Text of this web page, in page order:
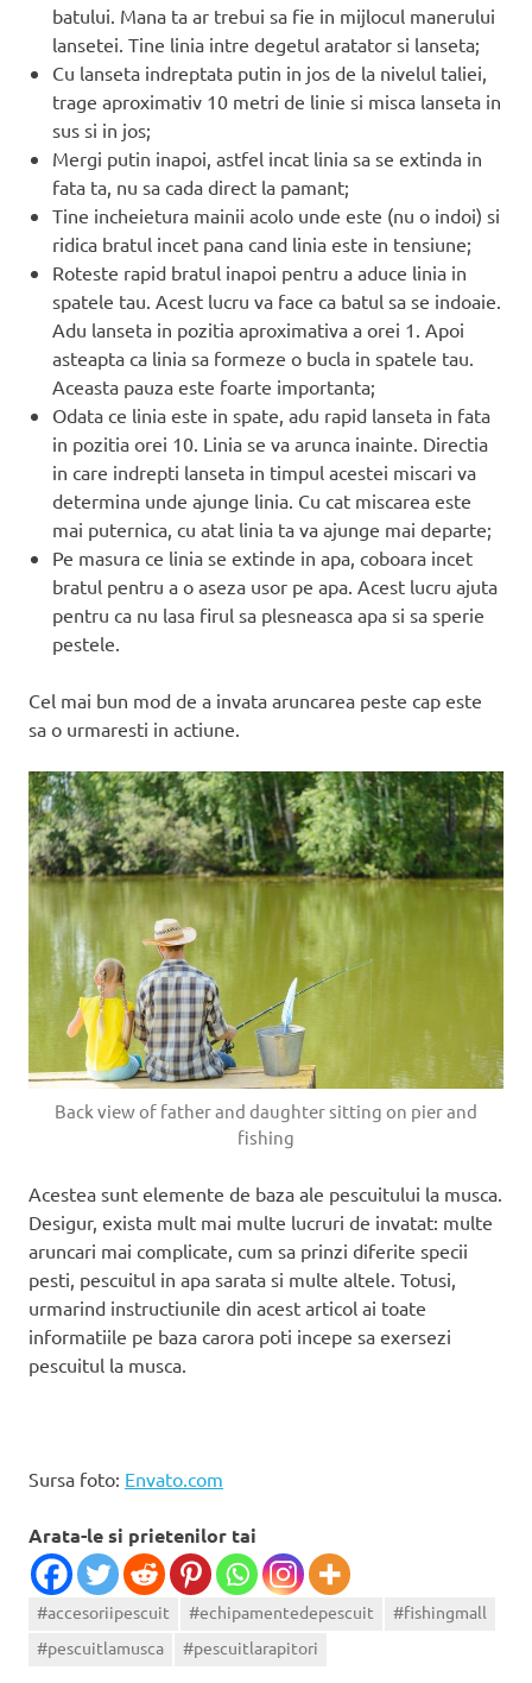
batului. Mana ta ar trebui sa fie in mijlocul manerului
lansetei. Tine linia intre degetul aratator si lanseta;
Cu lanseta indreptata putin in jos de la nivelul taliei,
trage aproximativ 10 metri de linie si misca lanseta in
sus si in jos;
Mergi putin inapoi, astfel incat linia sa se extinda in
fata ta, nu sa cada direct la pamant;
Tine incheietura mainii acolo unde este (nu o indoi) si
ridica bratul incet pana cand linia este in tensiune;
Roteste rapid bratul inapoi pentru a aduce linia in
spatele tau. Acest lucru va face ca batul sa se indoaie.
Adu lanseta in pozitia aproximativa a orei 1. Apoi
asteapta ca linia sa formeze o bucla in spatele tau.
Aceasta pauza este foarte importanta;
Odata ce linia este in spate, adu rapid lanseta in fata
in pozitia orei 10. Linia se va arunca inainte. Directia
in care indrepti lanseta in timpul acestei miscari va
determina unde ajunge linia. Cu cat miscarea este
mai puternica, cu atat linia ta va ajunge mai departe;
Pe masura ce linia se extinde in apa, coboara incet
bratul pentru a o aseza usor pe apa. Acest lucru ajuta
pentru ca nu lasa firul sa plesneasca apa si sa sperie
pestele.
Cel mai bun mod de a invata aruncarea peste cap este
sa o urmaresti in actiune.
Back view of father and daughter sitting on pier and
fishing
Acestea sunt elemente de baza ale pescuitului la musca.
Desigur, exista mult mai multe lucruri de invatat: multe
aruncari mai complicate, cum sa prinzi diferite specii
pesti, pescuitul in apa sarata si multe altele. Totusi,
urmarind instructiunile din acest articol ai toate
informatiile pe baza carora poti incepe sa exersezi
pescuitul la musca.
Sursa foto: Envato.com
Arata-le si prietenilor tai
#accesoriipescuit #echipamentedepescuit
#fishingmall
#pescuitlamusca
#pescuitlarapitori